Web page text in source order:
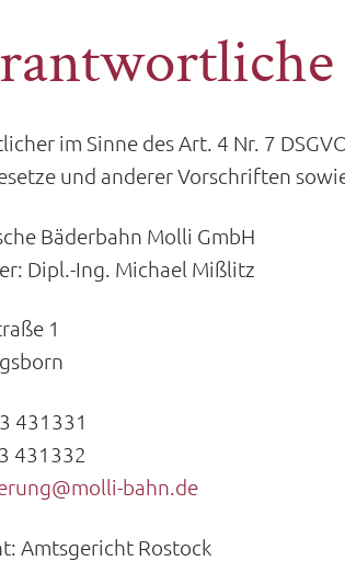
im Sinne des Art. 4 Nr. 7
und anderer Vorschriften
Bäderbahn Molli GmbH
Dipl.-Ing. Michael Mißlitz
1
431331
431332
bahn.de
Amtsgericht Rostock